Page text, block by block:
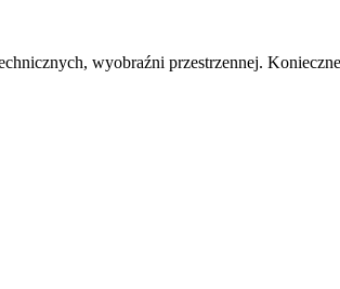
wyobraźni przestrzennej.